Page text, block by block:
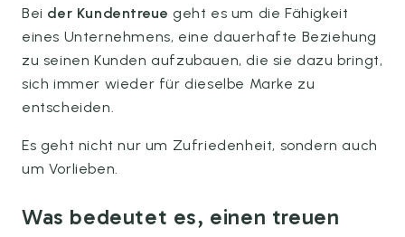
Bei der Kundentreue geht es um die Fähigkeit
eines Unternehmens, eine dauerhafte Beziehung
zu seinen Kunden aufzubauen, die sie dazu bringt,
sich immer wieder für dieselbe Marke zu
entscheiden.
Es geht nicht nur um Zufriedenheit, sondern auch
um Vorlieben.
Was bedeutet es, einen treuen